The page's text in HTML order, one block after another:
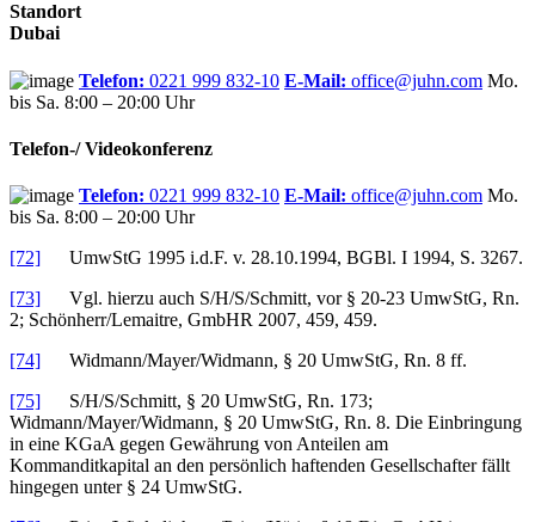
Standort
Dubai
Telefon: 0221 999 832-10 E-Mail: office@juhn.com Mo.
bis Sa. 8:00 – 20:00 Uhr
Telefon-/ Videokonferenz
Telefon: 0221 999 832-10 E-Mail: office@juhn.com Mo.
bis Sa. 8:00 – 20:00 Uhr
[72] UmwStG 1995 i.d.F. v. 28.10.1994, BGBl. I 1994, S. 3267.
[73] Vgl. hierzu auch S/H/S/Schmitt, vor § 20-23 UmwStG, Rn.
2; Schönherr/Lemaitre, GmbHR 2007, 459, 459.
[74] Widmann/Mayer/Widmann, § 20 UmwStG, Rn. 8 ff.
[75] S/H/S/Schmitt, § 20 UmwStG, Rn. 173;
Widmann/Mayer/Widmann, § 20 UmwStG, Rn. 8. Die Einbringung
in eine KGaA gegen Gewährung von Anteilen am
Kommanditkapital an den persönlich haftenden Gesellschafter fällt
hingegen unter § 24 UmwStG.